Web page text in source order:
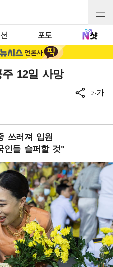
포토
12일 사망
가가
쓰러져 입원
인들 슬퍼할 것"